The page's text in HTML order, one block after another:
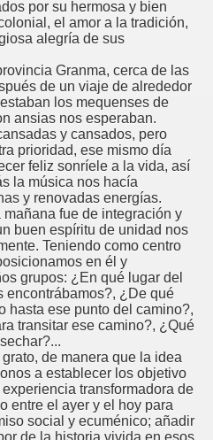
por su hermosa y bien
el amor a la tradición,
alegría de sus
Granma, cerca de las
de un viaje de alrededor
los mequenses de
ansias nos esperaban.
y cansados, pero
prioridad, ese mismo día
feliz sonríele a la vida, así
la música nos hacía
y renovadas energías.
fue de integración y
buen espíritu de unidad nos
Teniendo como centro
en él y
grupos: ¿En qué lugar del
encontrábamos?, ¿De qué
hasta ese punto del camino?,
transitar ese camino?, ¿Qué
de manera que la idea
a establecer los objetivo
transformadora de
entre el ayer y el hoy para
social y ecuménico; añadir
de la historia vivida en esos